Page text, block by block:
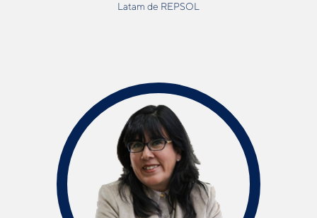
Latam de REPSOL